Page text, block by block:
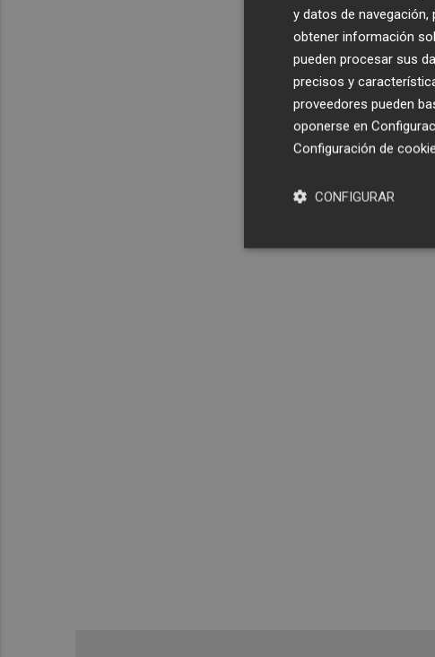
y datos de
obtener información
pueden procesar sus
precisos y
proveedores pueden
oponerse en
Configuración de
CONFIGURAR